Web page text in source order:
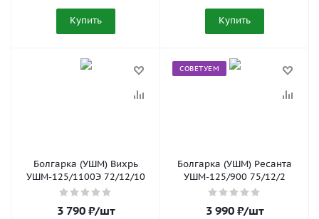
Купить Купить
Болгарка (УШМ) Вихрь
УШМ-125/1100Э 72/12/10
3 790₽/шт
СОВЕТУЕМ
Болгарка (УШМ) Ресанта
УШМ-125/900 75/12/2
3 990₽/шт